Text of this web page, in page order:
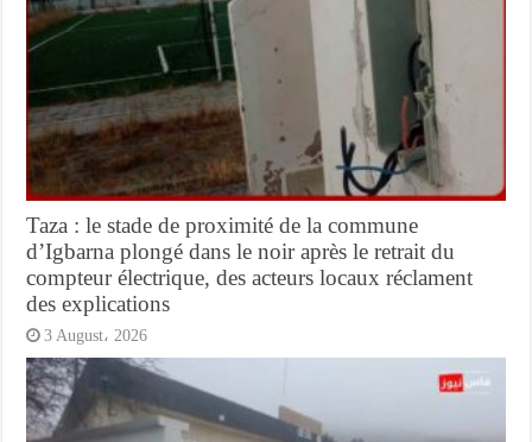
Taza : le stade de proximité de la commune
d’Igbarna plongé dans le noir après le retrait du
compteur électrique, des acteurs locaux réclament
des explications
3 August، 2026